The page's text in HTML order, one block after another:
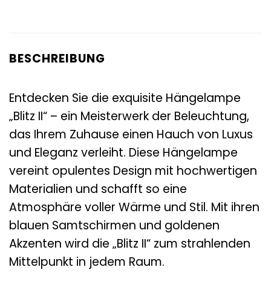
BESCHREIBUNG
Entdecken Sie die exquisite Hängelampe
„Blitz II“ – ein Meisterwerk der Beleuchtung,
das Ihrem Zuhause einen Hauch von Luxus
und Eleganz verleiht. Diese Hängelampe
vereint opulentes Design mit hochwertigen
Materialien und schafft so eine
Atmosphäre voller Wärme und Stil. Mit ihren
blauen Samtschirmen und goldenen
Akzenten wird die „Blitz II“ zum strahlenden
Mittelpunkt in jedem Raum.